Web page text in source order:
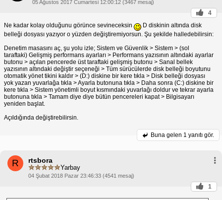
05 Ağustos 2017 Cumartesi 12:00:12 (3467 mesaj)
4
Ne kadar kolay olduğunu görünce sevineceksin
D diskinin altında disk
belleği dosyası yazıyor o yüzden değiştiremiyorsun. Şu şekilde halledebilirsin:
Denetim masasını aç, şu yolu izle; Sistem ve Güvenlik > Sistem > (sol
taraftaki) Gelişmiş performans ayarları > Performans yazısının altındaki ayarlar
butonu > açılan pencerede üst taraftaki gelişmiş butonu > Sanal bellek
yazısının altındaki değiştir seçeneği > Tüm sürücülerde disk belleği boyutunu
otomatik yönet tikini kaldır > (D:) diskine bir kere tıkla > Disk belleği dosyası
yok yazan yuvarlağa tıkla > Ayarla butonuna tıkla > Daha sonra (C:) diskine bir
kere tıkla > Sistem yönetimli boyut kısmındaki yuvarlağı doldur ve tekrar ayarla
butonuna tıkla > Tamam diye diye bütün pencereleri kapat > Bilgisayarı
yeniden başlat.
Açıldığında değiştirebilirsin.
Buna gelen 1 yanıtı gör.
R rtsbora
Yarbay
04 Şubat 2018 Pazar 23:46:33 (4541 mesaj)
1